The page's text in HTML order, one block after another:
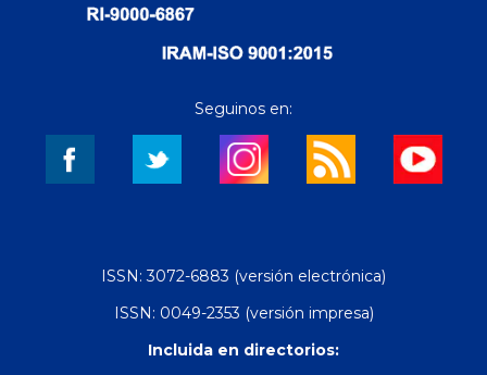
Seguinos en:
ISSN: 3072-6883 (versión electrónica)
ISSN: 0049-2353 (versión impresa)
Incluida en directorios: